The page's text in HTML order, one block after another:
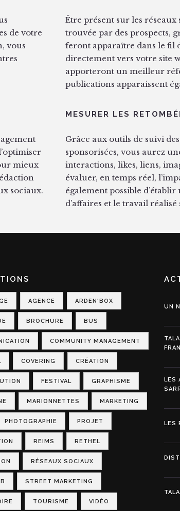
de votre
vous
Être présent sur les
trouvée par des prospects,
feront apparaître dans le fil
directement vers votre site
apporteront un meilleur
publications apparaissent
mieux
sociaux.
MESURER LES
Grâce aux outils de suivi
sponsorisées, vous aurez
interactions, likes, liens,
évaluer, en temps réel,
également possible
d’affaires et le travail
AGENCE ARDEN'BOX
BROCHURE BUS
COMMUNITY MANAGEMENT
COVERING CRÉATION
FESTIVAL GRAPHISME
MARIONNETTES MARKETING
PHOTOGRAPHIE PROJET
REIMS RETHEL
RÉSEAUX SOCIAUX
STREET MARKETING
TOURISME VIDÉO
UN
LES
LES